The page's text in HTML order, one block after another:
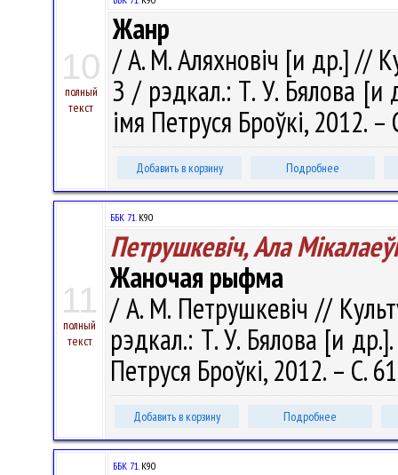
10
полный
текст
Жанр
/ А. М. Аляхновіч [и др.] //
З / рэдкал.: Т. У. Бялова [и
імя Петруся Броўкі, 2012.
Добавить в корзину Подробнее
11
полный
текст
ББК 71.К90
Петрушкевіч, Ала
Жаночая рыфма
/ А. М. Петрушкевіч //
рэдкал.: Т. У. Бялова [и
Петруся Броўкі, 2012. – С.
Добавить в корзину Подробнее
ББК 71.К90